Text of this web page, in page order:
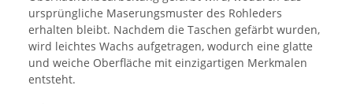
ursprüngliche Maserungsmuster des Rohleders
erhalten bleibt. Nachdem die Taschen gefärbt wurden,
wird leichtes Wachs aufgetragen, wodurch eine glatte
und weiche Oberfläche mit einzigartigen Merkmalen
entsteht.